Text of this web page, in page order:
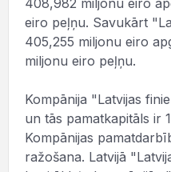
408,982 miljonu eiro
eiro peļņu. Savukārt
405,255 miljonu eiro
miljonu eiro peļņu.
Kompānija "Latvijas
un tās pamatkapitāls ir
Kompānijas
ražošana. Latvijā